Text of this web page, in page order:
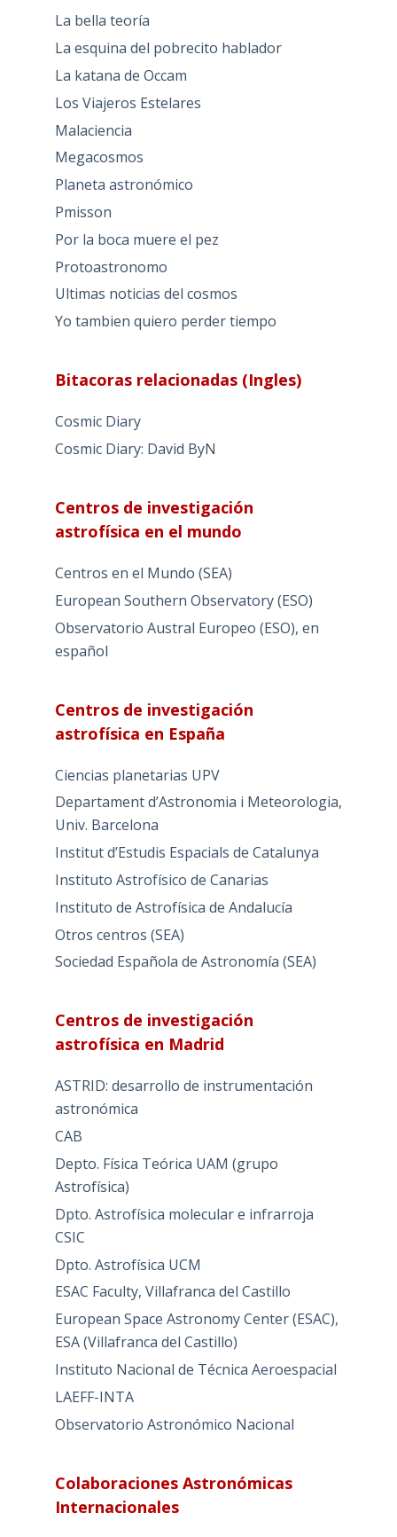
La bella teoría
La esquina del pobrecito hablador
La katana de Occam
Los Viajeros Estelares
Malaciencia
Megacosmos
Planeta astronómico
Pmisson
Por la boca muere el pez
Protoastronomo
Ultimas noticias del cosmos
Yo tambien quiero perder tiempo
Bitacoras relacionadas (Ingles)
Cosmic Diary
Cosmic Diary: David ByN
Centros de investigación
astrofísica en el mundo
Centros en el Mundo (SEA)
European Southern Observatory (ESO)
Observatorio Austral Europeo (ESO), en
español
Centros de investigación
astrofísica en España
Ciencias planetarias UPV
Departament d’Astronomia i Meteorologia,
Univ. Barcelona
Institut d’Estudis Espacials de Catalunya
Instituto Astrofísico de Canarias
Instituto de Astrofísica de Andalucía
Otros centros (SEA)
Sociedad Española de Astronomía (SEA)
Centros de investigación
astrofísica en Madrid
ASTRID: desarrollo de instrumentación
astronómica
CAB
Depto. Física Teórica UAM (grupo
Astrofísica)
Dpto. Astrofísica molecular e infrarroja
CSIC
Dpto. Astrofísica UCM
ESAC Faculty, Villafranca del Castillo
European Space Astronomy Center (ESAC),
ESA (Villafranca del Castillo)
Instituto Nacional de Técnica Aeroespacial
LAEFF-INTA
Observatorio Astronómico Nacional
Colaboraciones Astronómicas
Internacionales